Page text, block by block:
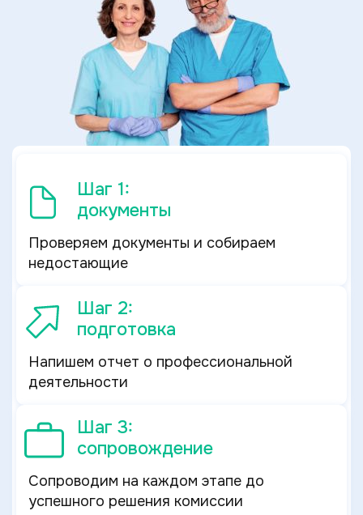
Шаг 1:
документы
Проверяем документы и собираем
недостающие
Шаг 2:
подготовка
Напишем отчет о профессиональной
деятельности
Шаг 3:
сопровождение
Сопроводим на каждом этапе до
успешного решения комиссии